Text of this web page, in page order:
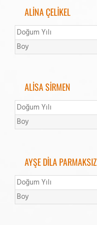
ALİNA ÇELİKEL
Doğum Yılı
Boy
ALİSA SİRMEN
Doğum Yılı
Boy
AYŞE DİLA PARMAKSIZ
Doğum Yılı
Boy